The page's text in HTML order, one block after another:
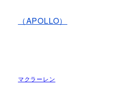
（APOLLO）
マクラーレン